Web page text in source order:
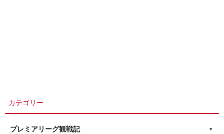
カテゴリー
プレミアリーグ観戦記